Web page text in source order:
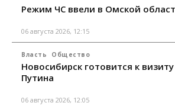
Режим ЧС ввели в Омской
06 августа 2026, 12:15
Власть Общество
Новосибирск готовится к
Путина
06 августа 2026, 12:05